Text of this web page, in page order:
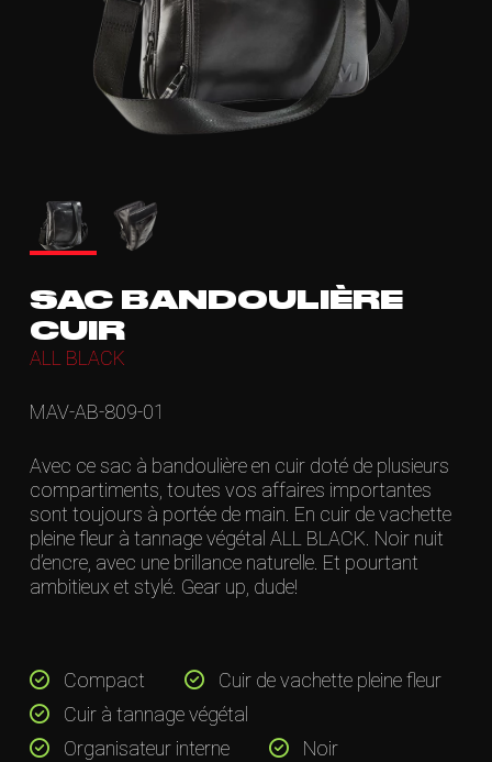
SAC BANDOULIÈRE
CUIR
ALL BLACK
MAV-AB-809-01
Avec ce sac à bandoulière en cuir doté de plusieurs
compartiments, toutes vos affaires importantes
sont toujours à portée de main. En cuir de vachette
pleine fleur à tannage végétal ALL BLACK. Noir nuit
d’encre, avec une brillance naturelle. Et pourtant
ambitieux et stylé. Gear up, dude!
Compact
Cuir de vachette pleine fleur
Cuir à tannage végétal
Organisateur interne
Noir